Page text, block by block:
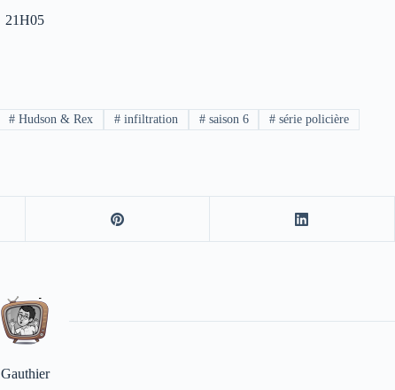
21H05
# Hudson & Rex #infiltration #saison 6 # série policière
Gauthier